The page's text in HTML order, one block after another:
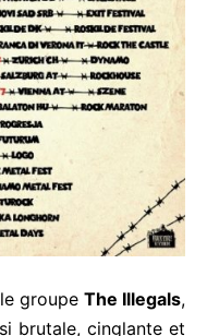
groupe The Illegals,
brutale, cinglante et